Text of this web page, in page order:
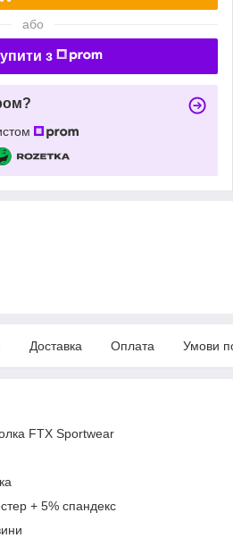
або
з
Доставка Оплата Умови
FTX Sportwear
+ 5% спандекс